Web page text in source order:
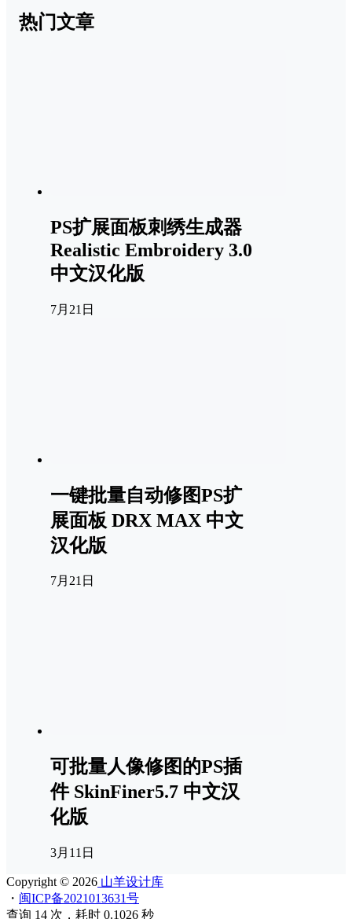
热门文章
PS扩展面板刺绣生成器
Realistic Embroidery 3.0
中文汉化版
7月21日
一键批量自动修图PS扩
展面板 DRX MAX 中文
汉化版
7月21日
可批量人像修图的PS插
件 SkinFiner5.7 中文汉
化版
3月11日
Copyright © 2026 山羊设计库
・ 闽ICP备2021013631号
查询 14 次，耗时 0.1026 秒